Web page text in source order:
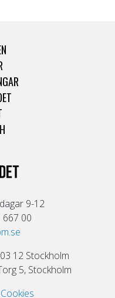
9-12
667 00
12 Stockholm
5, Stockholm